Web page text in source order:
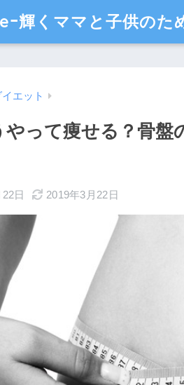
ｰ輝くママと子供のた
イエット
やって痩せる？骨盤
日 2019年3月22日